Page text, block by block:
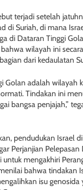
terjadi setelah
di Suriah, di mana
di Dataran Tinggi
wilayah ini
dari kedaulatan
Golan adalah wilayah
Tindakan ini
bangsa penjajah,”
pendudukan Israel
Perjanjian Pelepasan
mengakhiri
bahwa tindakan
isu genosida